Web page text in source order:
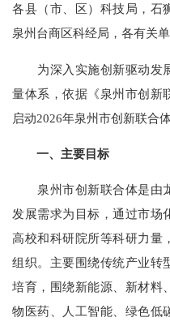
各县（市、区）科技局，石
泉州台商区科经局，各有关单
为深入实施创新驱动发展
量体系，依据《泉州市创新
启动2026年泉州市创新联合
一、主要目标
泉州市创新联合体是由
发展需求为目标，通过市场
高校和科研院所等科研力量
组织。主要围绕传统产业转
培育，围绕新能源、新材料
物医药、人工智能、绿色低